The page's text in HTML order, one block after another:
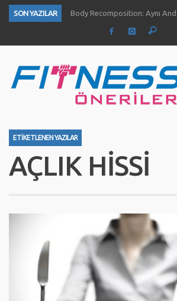
SON YAZILAR
Aç Karnına Egzersiz Daha
Temiz Büyüme (Clean Bulk)
1 Ayda Ne Kadar Kas
Göğüs Gelişimi İçin 4 Yöntem
Ne Kadar Su İçmelisiniz?
ETIKETLENEN YAZILAR
AÇLIK HISSI